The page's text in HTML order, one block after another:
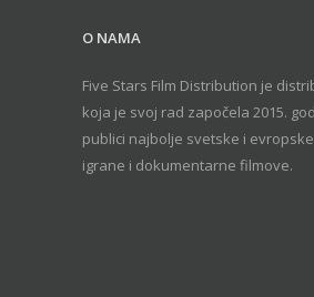
O NAMA
Five Stars Film Distribution je
koja je svoj rad započela 2015.
publici najbolje svetske i
igrane i dokumentarne filmove.